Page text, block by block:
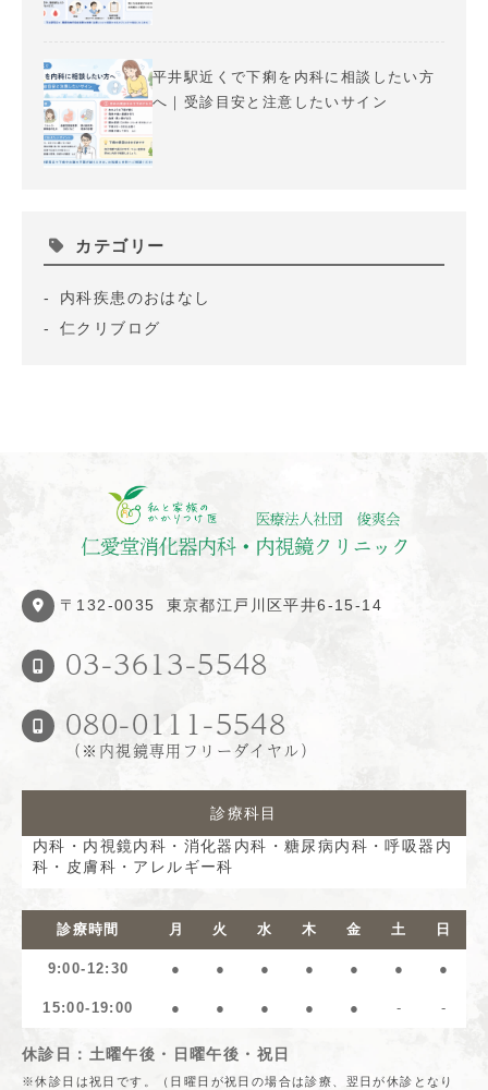
平井駅近くで下痢を内科に相談したい方
へ｜受診目安と注意したいサイン
カテゴリー
内科疾患のおはなし
仁クリブログ
〒132-0035 東京都江戸川区平井6-15-14
03-3613-5548
080-0111-5548
（※内視鏡専用フリーダイヤル）
診療科目
内科・内視鏡内科・消化器内科・糖尿病内科・呼吸器内
科・皮膚科・アレルギー科
診療時間 月 火 水 木 金 土 日
9:00-12:30 ● ● ● ● ● ● ●
15:00-19:00 ● ● ● ● ● - -
休診日：土曜午後・日曜午後・祝日
※休診日は祝日です。（日曜日が祝日の場合は診療、翌日が休診となり